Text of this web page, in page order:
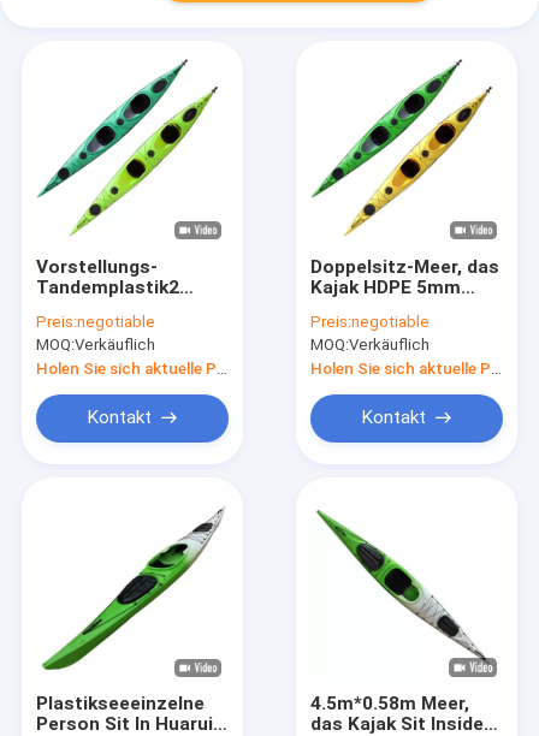
Vorstellungs-
Tandemplastik2
529 lbs
Preis:negotiable
MOQ:Verkäuflich
Kontakt
Doppelsitz-Meer, das
Kajak HDPE 5mm
bereist
Preis:negotiable
MOQ:Verkäuflich
Kontakt
Plastikseeeinzelne
Person Sit In Huarui
4.5m*0.58m Meer,
das Kajak Sit Inside